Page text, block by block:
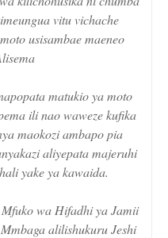
vitu vichache
usisambae maeneo
matukio ya moto
ili nao waweze kufika
maokozi ambapo pia
aliyepata majeruhi
yake ya kawaida.
wa Hifadhi ya Jamii
alilishukuru Jeshi